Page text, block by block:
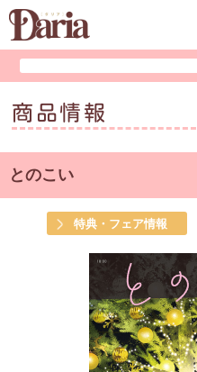
商品情報
とのこい
特典・フェア情報